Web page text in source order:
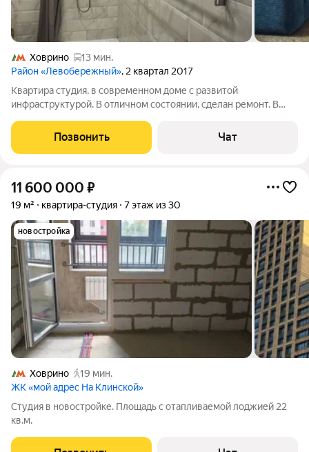
Ховрино
13 мин.
Район «Левобережный», 2 квартал 2017
Квартира студия, в современном доме с развитой
инфраструктурой. В отличном состоянии, сделан ремонт. В
удобные выезды на Ленинградское шоссе, МЦД и МКАД.
Ближайшая станция метро Ховрино, на
Позвонить Чат
11 600 000 ₽
19 м² квартира-студия 7 этаж из 30
новостройка
Ховрино
19 мин.
ЖК «мой адрес На Клинской»
Студия в новостройке. Площадь с отапливаемой лоджией 22
кв.м.